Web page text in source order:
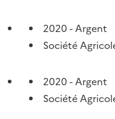
2020 - Argent
Société
2020 - Argent
Société